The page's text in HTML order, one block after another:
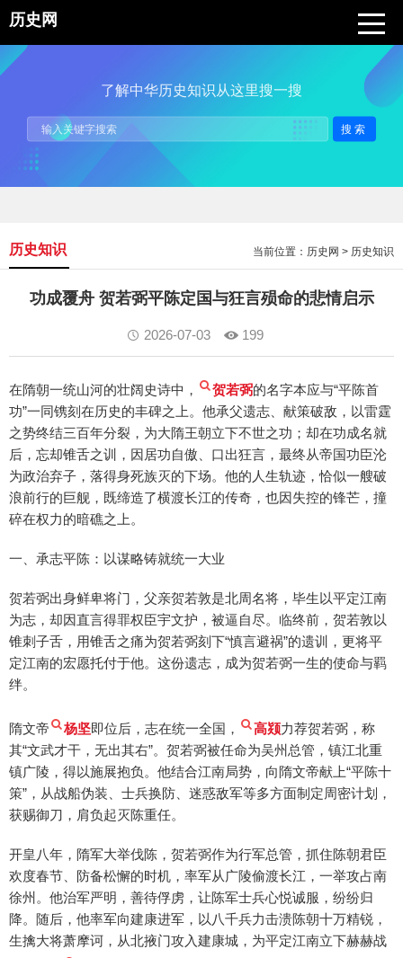
历史网
了解中华历史知识从这里搜一搜
搜索
当前位置： 历史网 > 历史知识
历史知识
功成覆舟 贺若弼平陈定国与狂言殒命的悲情启示
2026-07-03 199
在隋朝一统山河的壮阔史诗中， 贺若弼的名字本应与“平陈首
功”一同镌刻在历史的丰碑之上。他承父遗志、献策破敌，以雷霆
之势终结三百年分裂，为大隋王朝立下不世之功；却在功成名就
后，忘却锥舌之训，因居功自傲、口出狂言，最终从帝国功臣沦
为政治弃子，落得身死族灭的下场。他的人生轨迹，恰似一艘破
浪前行的巨舰，既缔造了横渡长江的传奇，也因失控的锋芒，撞
碎在权力的暗礁之上。
一、承志平陈：以谋略铸就统一大业
贺若弼出身鲜卑将门，父亲贺若敦是北周名将，毕生以平定江南
为志，却因直言得罪权臣宇文护，被逼自尽。临终前，贺若敦以
锥刺子舌，用锥舌之痛为贺若弼刻下“慎言避祸”的遗训，更将平
定江南的宏愿托付于他。这份遗志，成为贺若弼一生的使命与羁
绊。
隋文帝 杨坚即位后，志在统一全国， 高颎力荐贺若弼，称
其“文武才干，无出其右”。贺若弼被任命为吴州总管，镇江北重
镇广陵，得以施展抱负。他结合江南局势，向隋文帝献上“平陈十
策”，从战船伪装、士兵换防、迷惑敌军等多方面制定周密计划，
获赐御刀，肩负起灭陈重任。
开皇八年，隋军大举伐陈，贺若弼作为行军总管，抓住陈朝君臣
欢度春节、防备松懈的时机，率军从广陵偷渡长江，一举攻占南
徐州。他治军严明，善待俘虏，让陈军士兵心悦诚服，纷纷归
降。随后，他率军向建康进军，以八千兵力击溃陈朝十万精锐，
生擒大将萧摩诃，从北掖门攻入建康城，为平定江南立下赫赫战